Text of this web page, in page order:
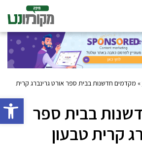
פתח
מקדמים חדשנות בבית ספר אורט גרינברג קרית
בבית ספר
קרית טבעון